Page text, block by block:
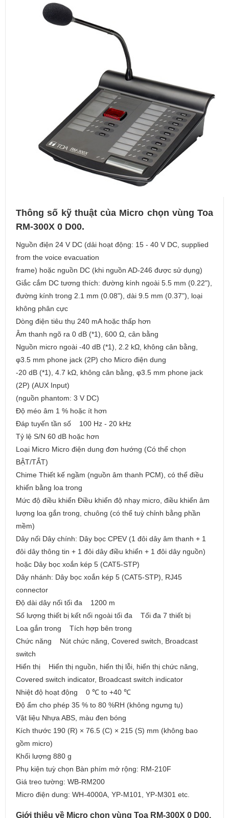
Thông số kỹ thuật của Micro chọn vùng Toa
RM-300X 0 D00.
Nguồn điện 24 V DC (dải hoạt động: 15 - 40 V DC, supplied
from the voice evacuation
frame) hoặc nguồn DC (khi nguồn AD-246 được sử dụng)
Giắc cắm DC tương thích: đường kính ngoài 5.5 mm (0.22"),
đường kính trong 2.1 mm (0.08"), dài 9.5 mm (0.37"), loại
không phân cực
Dòng điện tiêu thụ 240 mA hoặc thấp hơn
Âm thanh ngõ ra 0 dB (*1), 600 Ω, cân bằng
Nguồn micro ngoài -40 dB (*1), 2.2 kΩ, không cân bằng,
φ3.5 mm phone jack (2P) cho Micro điện dung
-20 dB (*1), 4.7 kΩ, không cân bằng, φ3.5 mm phone jack
(2P) (AUX Input)
(nguồn phantom: 3 V DC)
Độ méo âm 1 % hoặc ít hơn
Đáp tuyến tần số 100 Hz - 20 kHz
Tỷ lệ S/N 60 dB hoặc hơn
Loại Micro Micro điện dung đơn hướng (Có thể chọn
BẬT/TẮT)
Chime Thiết kế ngầm (nguồn âm thanh PCM), có thể điều
khiển bằng loa trong
Mức độ điều khiển Điều khiển độ nhạy micro, điều khiển âm
lượng loa gắn trong, chuông (có thể tuỳ chỉnh bằng phần
mềm)
Dây nối Dây chính: Dây bọc CPEV (1 đôi dây âm thanh + 1
đôi dây thông tin + 1 đôi dây điều khiển + 1 đôi dây nguồn)
hoặc Dây bọc xoắn kép 5 (CAT5-STP)
Dây nhánh: Dây bọc xoắn kép 5 (CAT5-STP), RJ45
connector
Độ dài dây nối tối đa 1200 m
Số lượng thiết bị kết nối ngoài tối đa Tối đa 7 thiết bị
Loa gắn trong Tích hợp bên trong
Chức năng Nút chức năng, Covered switch, Broadcast
switch
Hiển thị Hiển thị nguồn, hiển thị lỗi, hiển thị chức năng,
Covered switch indicator, Broadcast switch indicator
Nhiệt độ hoạt động 0 ℃ to +40 ℃
Độ ẩm cho phép 35 % to 80 %RH (không ngưng tụ)
Vật liệu Nhựa ABS, màu đen bóng
Kích thước 190 (R) × 76.5 (C) × 215 (S) mm (không bao
gồm micro)
Khối lượng 880 g
Phụ kiện tuỳ chọn Bàn phím mở rộng: RM-210F
Giá treo tường: WB-RM200
Micro điện dung: WH-4000A, YP-M101, YP-M301 etc.
Giới thiệu về Micro chọn vùng Toa RM-300X 0 D00.